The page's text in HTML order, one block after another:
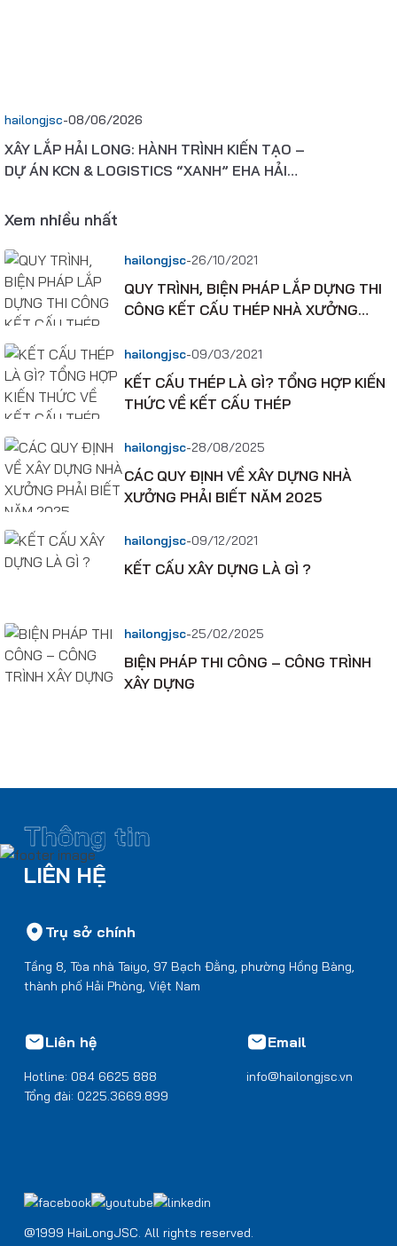
hailongjsc-08/06/2026
XÂY LẮP HẢI LONG: HÀNH TRÌNH KIẾN TẠO –
DỰ ÁN KCN & LOGISTICS “XANH” EHA HẢI
ESG QUỐC TẾ
Xem nhiều nhất
hailongjsc-26/10/2021
QUY TRÌNH, BIỆN PHÁP LẮP DỰNG THI
CÔNG KẾT CẤU THÉP NHÀ XƯỞNG
hailongjsc-09/03/2021
KẾT CẤU THÉP LÀ GÌ? TỔNG HỢP KIẾN
THỨC VỀ KẾT CẤU THÉP
hailongjsc-28/08/2025
CÁC QUY ĐỊNH VỀ XÂY DỰNG NHÀ
XƯỞNG PHẢI BIẾT NĂM 2025
hailongjsc-09/12/2021
KẾT CẤU XÂY DỰNG LÀ GÌ ?
hailongjsc-25/02/2025
BIỆN PHÁP THI CÔNG – CÔNG TRÌNH
XÂY DỰNG
Thông tin
LIÊN HỆ
Trụ sở chính
Tầng 8, Tòa nhà Taiyo, 97 Bạch Đằng, phường Hồng Bàng,
thành phố Hải Phòng, Việt Nam
Email
info@hailongjsc.vn
Liên hệ
Hotline: 084 6625 888
Tổng đài: 0225.3669.899
@1999 HaiLongJSC. All rights reserved.